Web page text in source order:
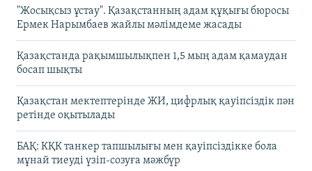
"Жосықсыз ұстау". Қазақстанның адам құқығы бюросы
Ермек Нарымбаев жайлы мәлімдеме жасады
Қазақстанда рақымшылықпен 1,5 мың адам қамаудан
босап шықты
Қазақстан мектептерінде ЖИ, цифрлық қауіпсіздік пән
ретінде оқытылады
БАҚ: КҚК танкер тапшылығы мен қауіпсіздікке бола
мұнай тиеуді үзіп-созуға мәжбүр